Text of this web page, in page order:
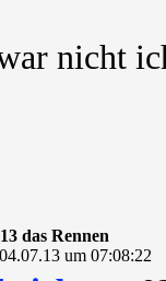
nicht
das Rennen
04.07.13 um 07:08:22